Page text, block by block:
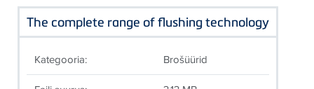
The complete range of flushing technology
Kategooria: Brošüürid